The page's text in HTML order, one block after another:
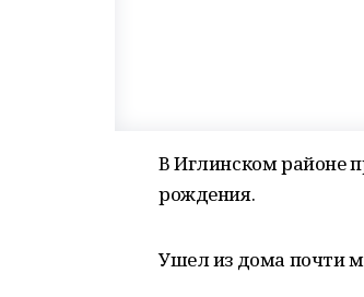
В Иглинском районе
рождения.
Ушел из дома почти